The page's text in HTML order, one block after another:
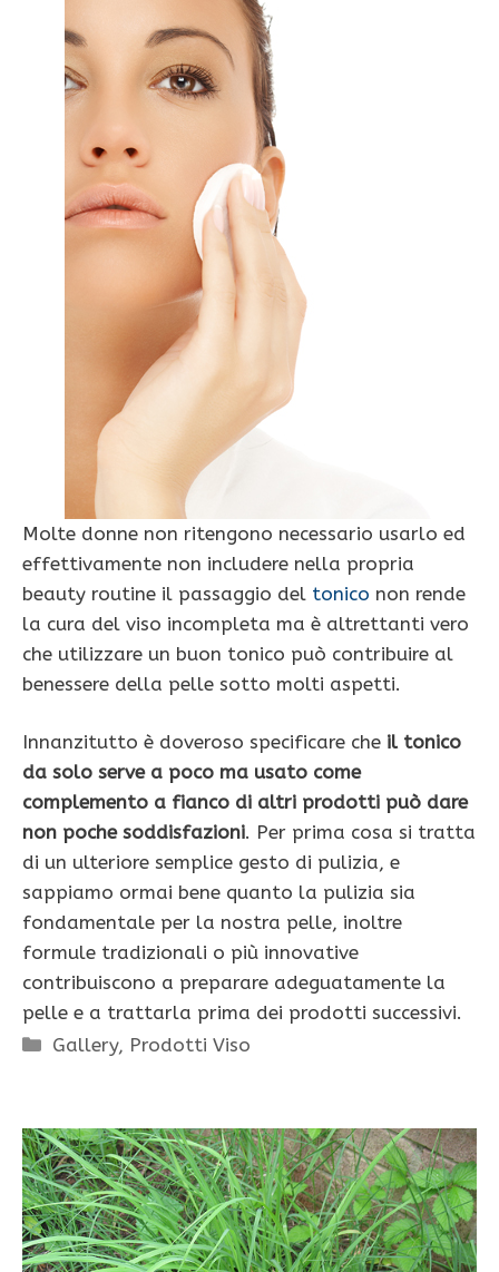
Molte donne non ritengono necessario usarlo ed
effettivamente non includere nella propria
beauty routine il passaggio del tonico non rende
la cura del viso incompleta ma è altrettanti vero
che utilizzare un buon tonico può contribuire al
benessere della pelle sotto molti aspetti.
Innanzitutto è doveroso specificare che il tonico
da solo serve a poco ma usato come
complemento a fianco di altri prodotti può dare
non poche soddisfazioni. Per prima cosa si tratta
di un ulteriore semplice gesto di pulizia, e
sappiamo ormai bene quanto la pulizia sia
fondamentale per la nostra pelle, inoltre
formule tradizionali o più innovative
contribuiscono a preparare adeguatamente la
pelle e a trattarla prima dei prodotti successivi.
Categorie
Gallery, Prodotti Viso